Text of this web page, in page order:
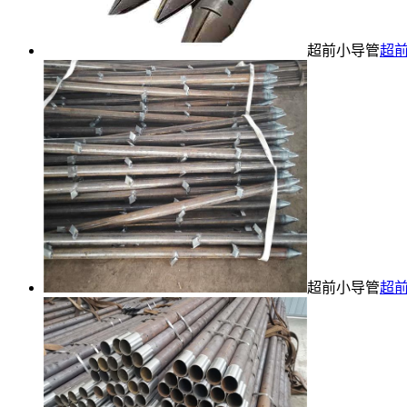
超前小导管超
超前小导管超